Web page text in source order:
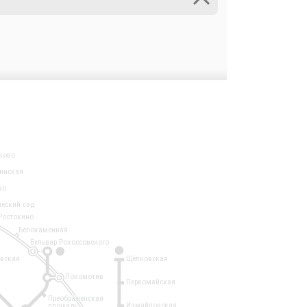
1
Локомотив
сад
Белокаменная
Щёлковская
Первомайская
Измайловская
Бульвар Рокоссовского
Преображенская